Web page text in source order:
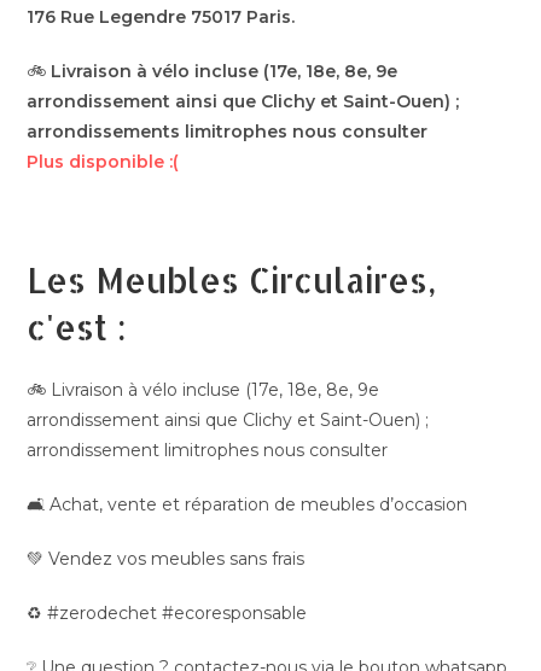
176 Rue Legendre 75017 Paris.
🚲 Livraison à vélo incluse (17e, 18e, 8e, 9e
arrondissement ainsi que Clichy et Saint-Ouen) ;
arrondissements limitrophes nous consulter
Plus disponible :(
Les Meubles Circulaires,
c'est :
🚲 Livraison à vélo incluse (17e, 18e, 8e, 9e
arrondissement ainsi que Clichy et Saint-Ouen) ;
arrondissement limitrophes nous consulter
🛋️ Achat, vente et réparation de meubles d’occasion
💚 Vendez vos meubles sans frais
♻️ #zerodechet #ecoresponsable